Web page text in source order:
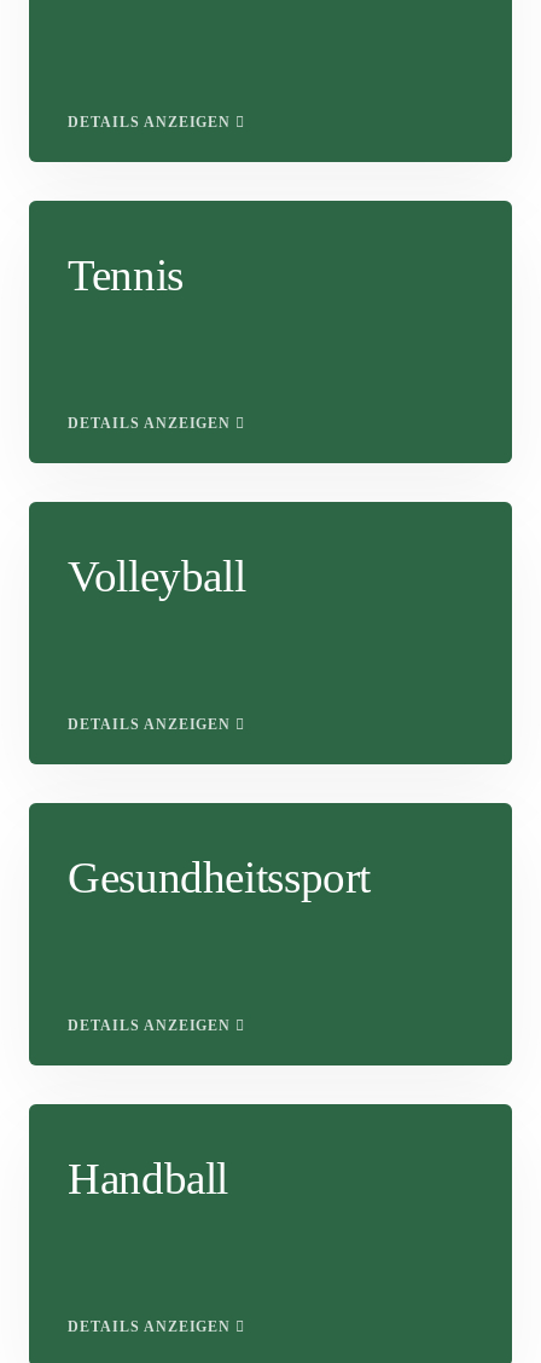
DETAILS ANZEIGEN
Tennis
DETAILS ANZEIGEN
Volleyball
DETAILS ANZEIGEN
Gesundheitssport
DETAILS ANZEIGEN
Handball
DETAILS ANZEIGEN